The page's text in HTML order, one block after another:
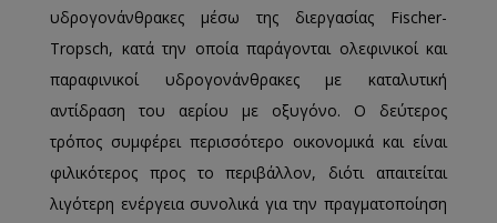
υδρογονάνθρακες μέσω της διεργασίας Fischer-
Tropsch, κατά την οποία παράγονται ολεφινικοί και
παραφινικοί υδρογονάνθρακες με καταλυτική
αντίδραση του αερίου με οξυγόνο. Ο δεύτερος
τρόπος συμφέρει περισσότερο οικονομικά και είναι
φιλικότερος προς το περιβάλλον, διότι απαιτείται
λιγότερη ενέργεια συνολικά για την πραγματοποίηση